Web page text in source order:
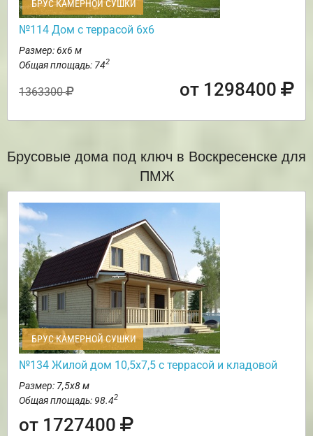
БРУС КАМЕРНОЙ СУШКИ
№114 Дом с террасой 6х6
Размер: 6х6 м
Общая площадь: 742
1363300 от 1298400
Брусовые дома под ключ в Воскресенске для
ПМЖ
БРУС КАМЕРНОЙ СУШКИ
№134 Жилой дом 10,5х7,5 с террасой и кладовой
Размер: 7,5х8 м
Общая площадь: 98.42
от 1727400